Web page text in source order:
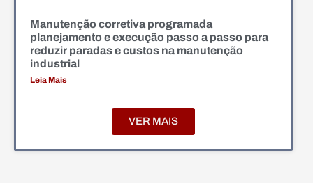
Manutenção corretiva programada
planejamento e execução passo a passo para
reduzir paradas e custos na manutenção
industrial
Leia Mais
VER MAIS